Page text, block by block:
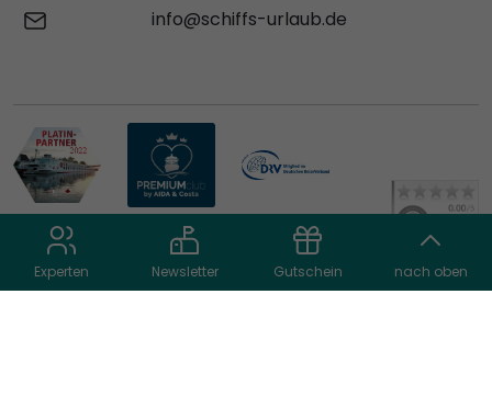
Experten Newsletter Gutschein nach oben
info@schiffs-urlaub.de